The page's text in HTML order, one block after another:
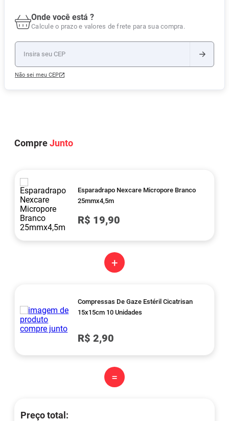
Onde você está ?
Calcule o prazo e valores de frete para sua compra.
Não sei meu CEP
CompreJunto
Esparadrapo Nexcare Micropore Branco
25mmx4,5m
R$ 19,90
+
Compressas De Gaze Estéril Cicatrisan
15x15cm 10 Unidades
R$ 2,90
=
Preço total: